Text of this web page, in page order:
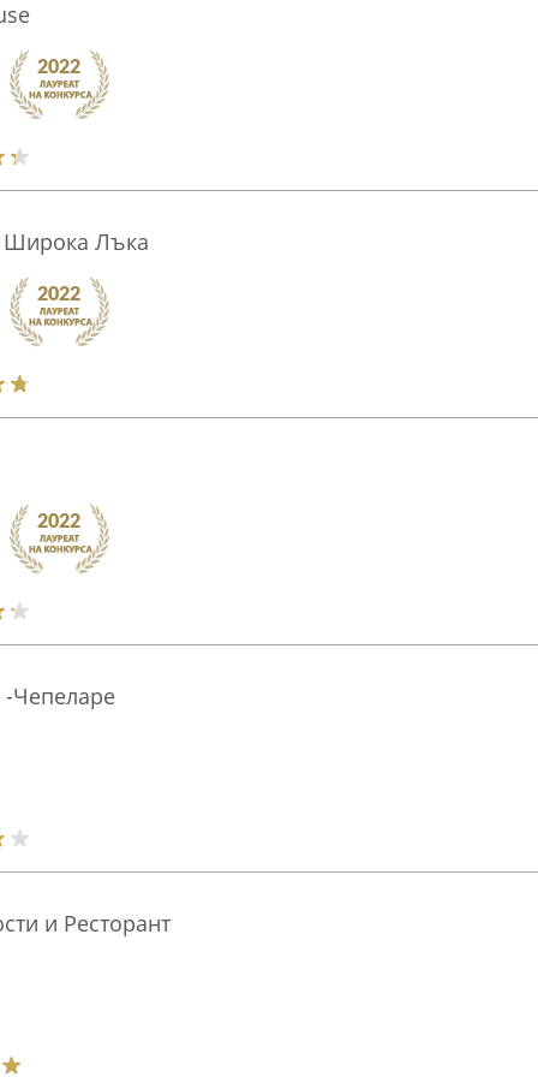
Широка Лъка
-Чепеларе
и Ресторант